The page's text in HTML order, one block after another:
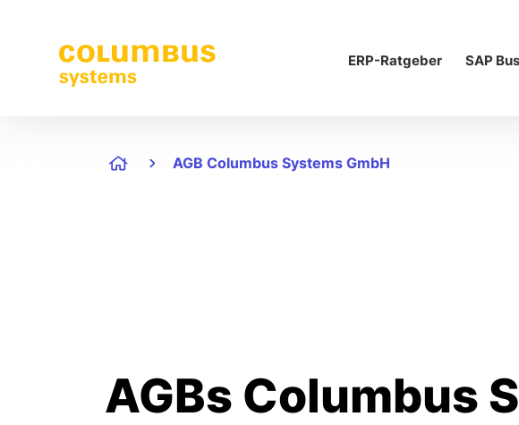
ERP-Ratgeber SAP
AGB Columbus Systems GmbH
AGBs Columbus